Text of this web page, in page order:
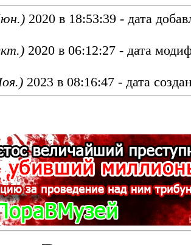
2020 в 18:53:39 - дата
2020 в 06:12:27 - дата
2023 в 08:16:47 - дата